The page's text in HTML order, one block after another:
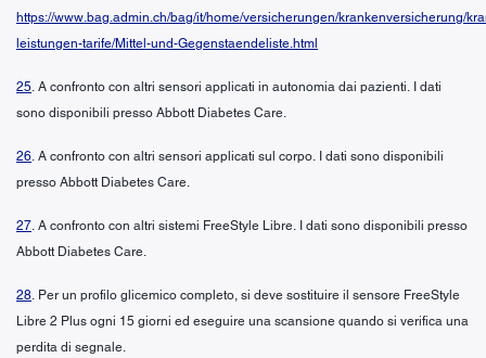
https://www.bag.admin.ch/bag/it/home/versicherungen/krankenversicherung/
leistungen-tarife/Mittel-und-Gegenstaendeliste.html
25. A confronto con altri sensori applicati in autonomia dai pazienti. I dati
sono disponibili presso Abbott Diabetes Care.
26. A confronto con altri sensori applicati sul corpo. I dati sono disponibili
presso Abbott Diabetes Care.
27. A confronto con altri sistemi FreeStyle Libre. I dati sono disponibili presso
Abbott Diabetes Care.
28. Per un profilo glicemico completo, si deve sostituire il sensore FreeStyle
Libre 2 Plus ogni 15 giorni ed eseguire una scansione quando si verifica una
perdita di segnale.